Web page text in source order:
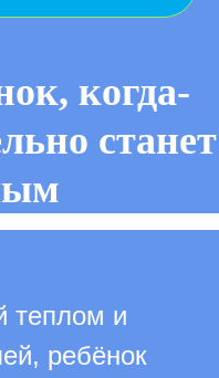
когда-
станет
теплом и
ребёнок